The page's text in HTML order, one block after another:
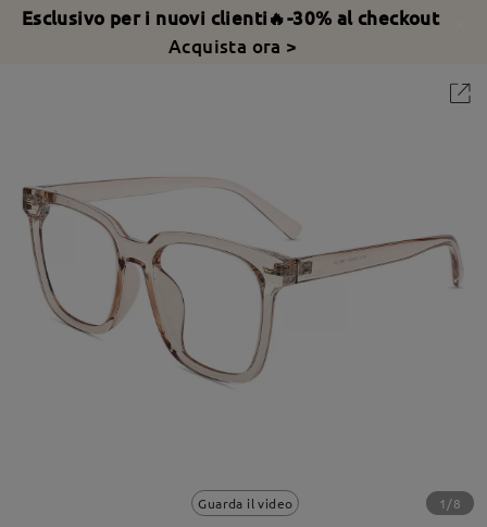
Esclusivo per i nuovi clienti🔥-30% al checkout
Acquista ora >
Guarda il video 1/8